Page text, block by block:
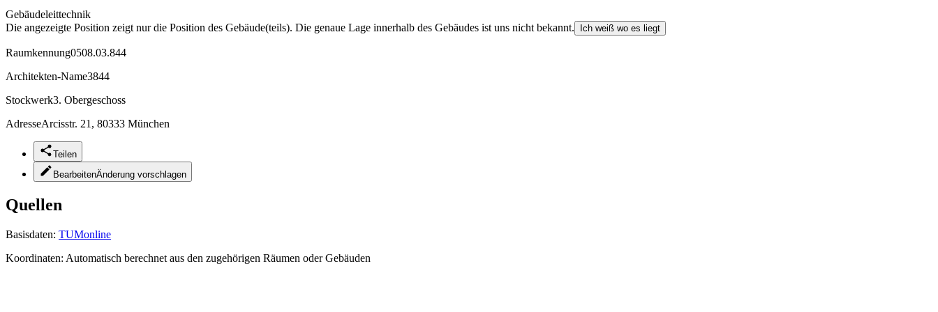
Gebäudeleittechnik
Die angezeigte Position zeigt nur die Position des Gebäude(teils). Die genaue Lage innerhalb des Gebäudes ist uns nicht bekannt.
Ich weiß wo es liegt
Raumkennung0508.03.844
Architekten-Name3844
Stockwerk3. Obergeschoss
AdresseArcisstr. 21, 80333 München
Teilen
BearbeitenÄnderung vorschlagen
Quellen
Basisdaten: TUMonline
Koordinaten: Automatisch berechnet aus den zugehörigen Räumen oder Gebäuden